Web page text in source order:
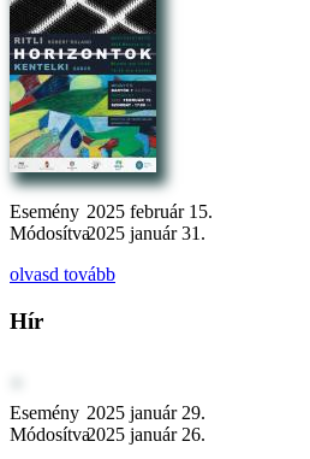
Esemény 2025 február 15.
Módosítva2025 január 31.
olvasd tovább
Hír
Esemény 2025 január 29.
Módosítva2025 január 26.